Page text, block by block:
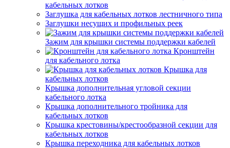
кабельных лотков
Заглушка для кабельных лотков лестничного типа
Заглушки несущих и профильных реек
Зажим для крышки системы поддержки кабелей
Кронштейн
для кабельного лотка
Крышка для
кабельных лотков
Крышка дополнительная угловой секции
кабельного лотка
Крышка дополнительного тройника для
кабельных лотков
Крышка крестовины/крестообразной секции для
кабельных лотков
Крышка переходника для кабельных лотков